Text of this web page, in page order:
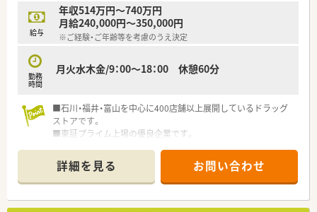
給与
年収514万円～740万円
月給240,000円～350,000円
※ご経験・ご年齢等を考慮のうえ決定
勤務
時間
月火水木金/9：00～18：00 休憩60分
■石川・福井・富山を中心に400店舗以上展開しているドラッグ
ストアです。
■東証プライム上場の優良企業です。
詳細を見る お問い合わせ